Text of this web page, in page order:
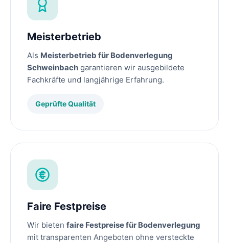
Meisterbetrieb
Als Meisterbetrieb für Bodenverlegung
Schweinbach garantieren wir ausgebildete
Fachkräfte und langjährige Erfahrung.
Geprüfte Qualität
Faire Festpreise
Wir bieten faire Festpreise für Bodenverlegung
mit transparenten Angeboten ohne versteckte